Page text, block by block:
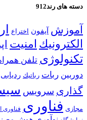
دسته های رند912
آموزش آیفون اختراع
الكترونیك امنیت
تكنولوژی تلفن
دوربین ربات رباتیك ردیابی
گذاری سرویس
مجازی فناوری فناوری